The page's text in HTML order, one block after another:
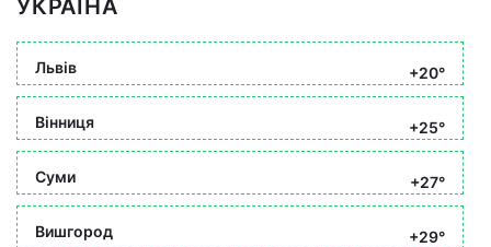
УКРАЇНА
Львів +20°
Вінниця +25°
Суми +27°
Вишгород +29°